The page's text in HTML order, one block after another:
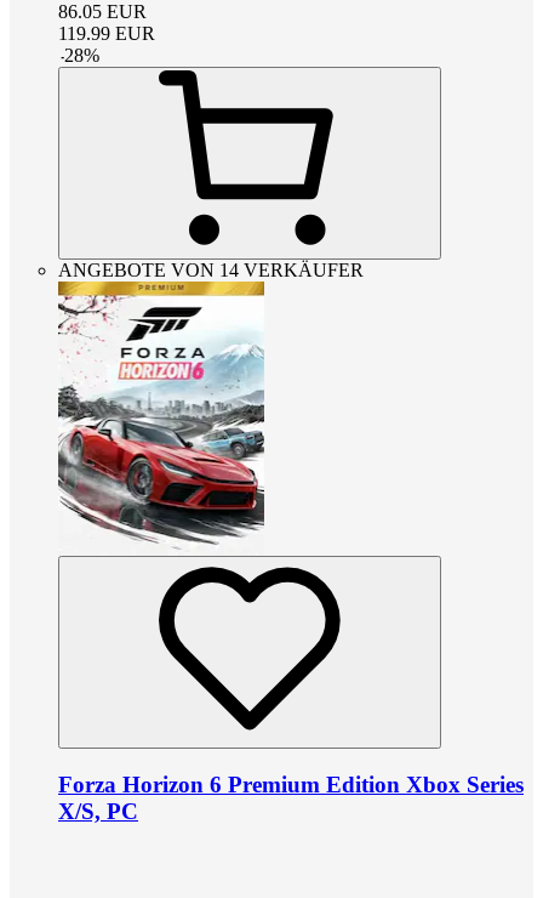
86.05 EUR
119.99 EUR
-28%
ANGEBOTE VON 14 VERKÄUFER
Forza Horizon 6 Premium Edition Xbox Series
X/S, PC